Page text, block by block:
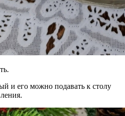
и его можно подавать к столу